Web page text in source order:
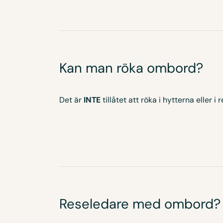
Kan man röka ombord?
Det är INTEtillåtet att röka i hytterna eller i
Reseledare med ombord?